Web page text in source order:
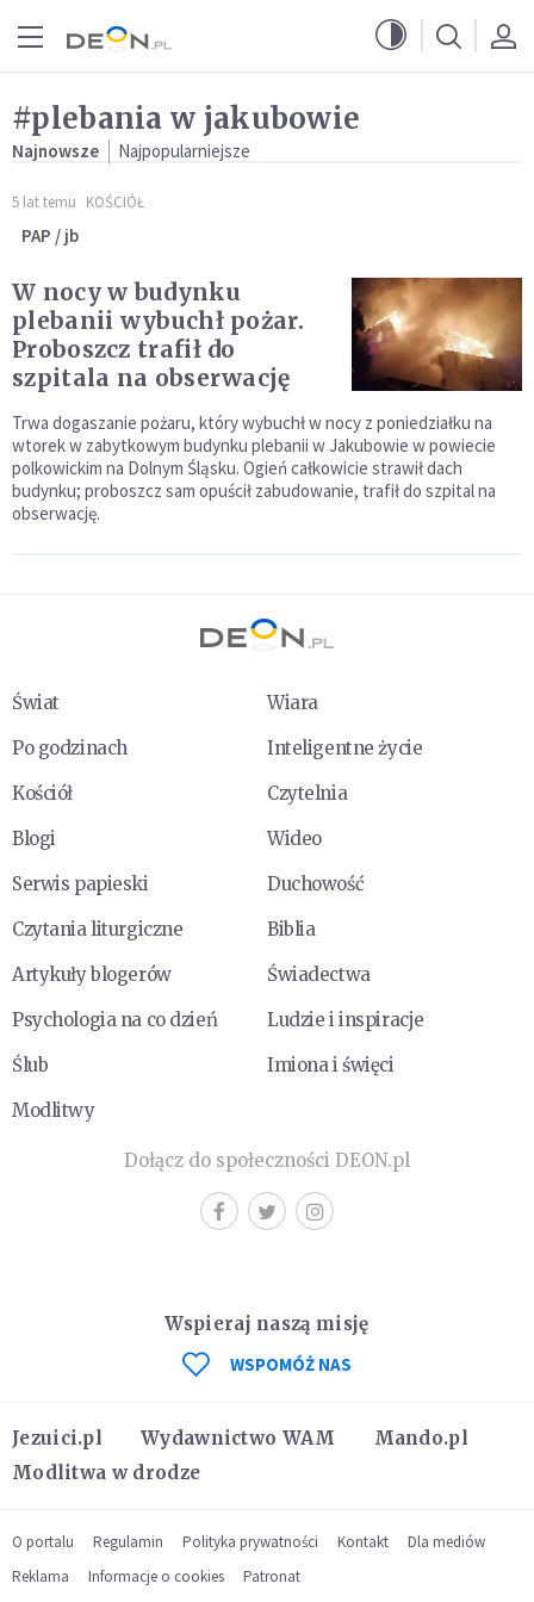
#plebania w jakubowie
Najnowsze Najpopularniejsze
5 lat temu KOŚCIÓŁ
PAP / jb
W nocy w budynku
plebanii wybuchł pożar.
Proboszcz trafił do
szpitala na obserwację
Trwa dogaszanie pożaru, który wybuchł w nocy z poniedziałku na
wtorek w zabytkowym budynku plebanii w Jakubowie w powiecie
polkowickim na Dolnym Śląsku. Ogień całkowicie strawił dach
budynku; proboszcz sam opuścił zabudowanie, trafił do szpital na
obserwację.
Świat
Wiara
Po godzinach
Inteligentne życie
Kościół
Czytelnia
Blogi
Wideo
Serwis papieski
Duchowość
Czytania liturgiczne
Biblia
Artykuły blogerów
Świadectwa
Psychologia na co dzień
Ludzie i inspiracje
Ślub
Imiona i święci
Modlitwy
Dołącz do społeczności DEON.pl
Jezuici.pl Wydawnictwo WAM
Mando.pl
Modlitwa w drodze
Wspieraj naszą misję
WSPOMÓŻ NAS
O portalu Regulamin Polityka prywatności Kontakt
Dla mediów
Reklama
Informacje o cookies Patronat